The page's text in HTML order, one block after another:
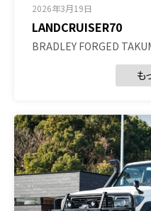
2026年3月19日
LANDCRUISER70
BRADLEY FORGED
も